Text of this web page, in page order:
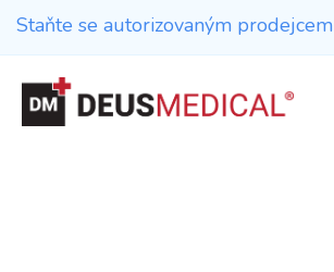
Staňte se autorizovaným prodejcem